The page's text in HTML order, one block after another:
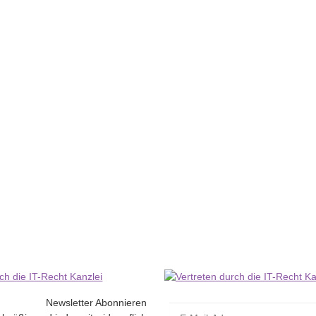
Newsletter Abonnieren